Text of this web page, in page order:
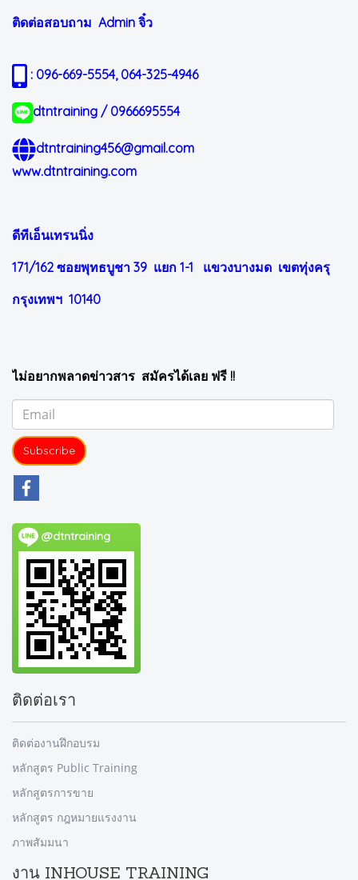
ติดต่อสอบถาม Admin จิ๋ว
: 096-669-5554, 064-325-4946
dtntraining / 0966695554
dtntraining456@gmail.com
www.dtntraining.com
ดีทีเอ็นเทรนนิ่ง
171/162 ซอยพุทธบูชา 39 แยก 1-1 แขวงบางมด เขตทุ่งครุ
กรุงเทพฯ 10140
ไม่อยากพลาดข่าวสาร สมัครได้เลย ฟรี !!
Subscribe
@dtntraining
ติดต่อเรา
ติดต่องานฝึกอบรม
หลักสูตร Public Training
หลักสูตรการขาย
หลักสูตร กฎหมายแรงงาน
ภาพสัมมนา
งาน INHOUSE TRAINING